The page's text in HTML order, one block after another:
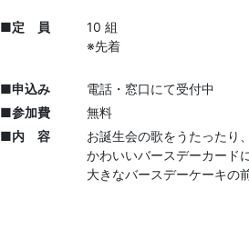
■定 員
10 組
※先着
■申込み
電話・窓口にて受付中
■参加費
無料
■内 容
お誕生会の歌をうたったり
かわいいバースデーカード
大きなバースデーケーキの